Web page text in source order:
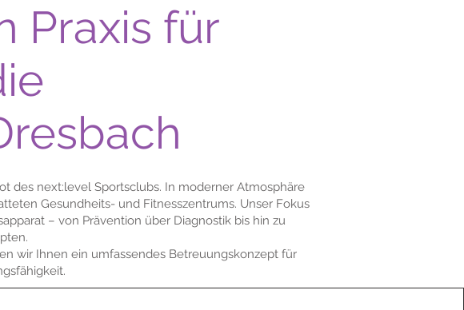
Praxis für
des next:level Sportsclubs. In moderner Atmosphäre
Gesundheits- und Fitnesszentrums. Unser Fokus
– von Prävention über Diagnostik bis hin zu
wir Ihnen ein umfassendes Betreuungskonzept für